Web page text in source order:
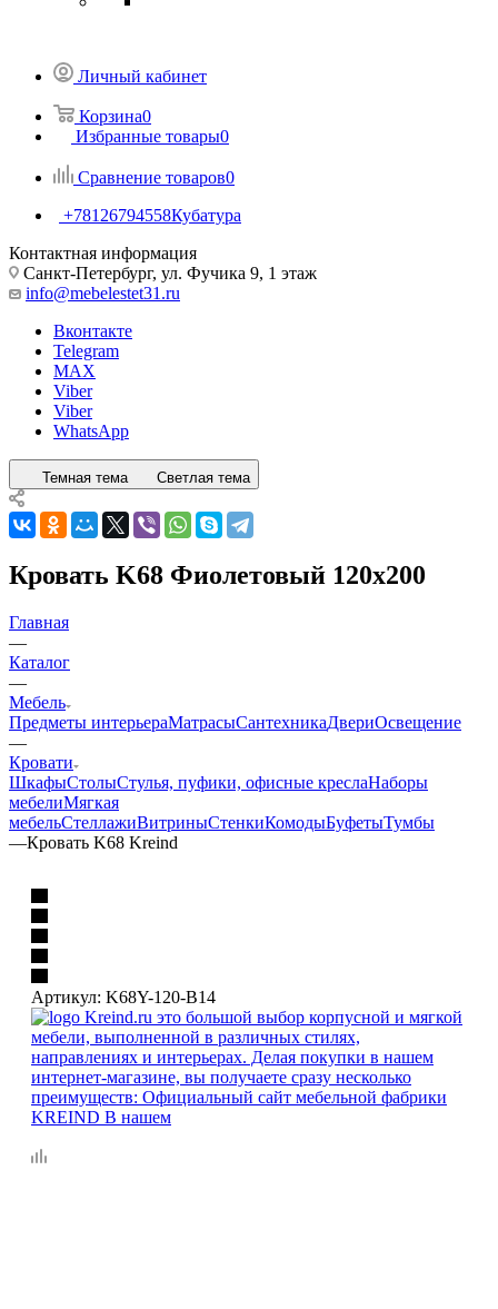
Личный кабинет
Корзина0
Избранные товары0
Сравнение товаров0
+78126794558Кубатура
Контактная информация
Санкт-Петербург, ул. Фучика 9, 1 этаж
info@mebelestet31.ru
Вконтакте
Telegram
MAX
Viber
Viber
WhatsApp
Темная тема Светлая тема
Кровать K68 Фиолетовый 120x200
Главная
—
Каталог
—
Мебель
Предметы интерьераМатрасыСантехникаДвериОсвещение
—
Кровати
ШкафыСтолыСтулья, пуфики, офисные креслаНаборы
мебелиМягкая
мебельСтеллажиВитриныСтенкиКомодыБуфетыТумбы
—Кровать K68 Kreind
Артикул: K68Y-120-B14